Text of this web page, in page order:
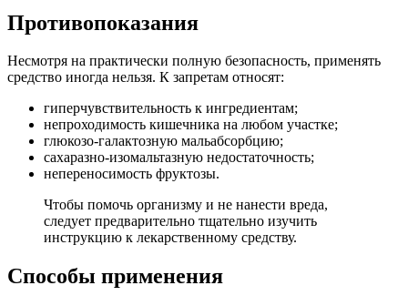
Противопоказания
Несмотря на практически полную безопасность, применять
средство иногда нельзя. К запретам относят:
гиперчувствительность к ингредиентам;
непроходимость кишечника на любом участке;
глюкозо-галактозную мальабсорбцию;
сахаразно-изомальтазную недостаточность;
непереносимость фруктозы.
Чтобы помочь организму и не нанести вреда,
следует предварительно тщательно изучить
инструкцию к лекарственному средству.
Способы применения